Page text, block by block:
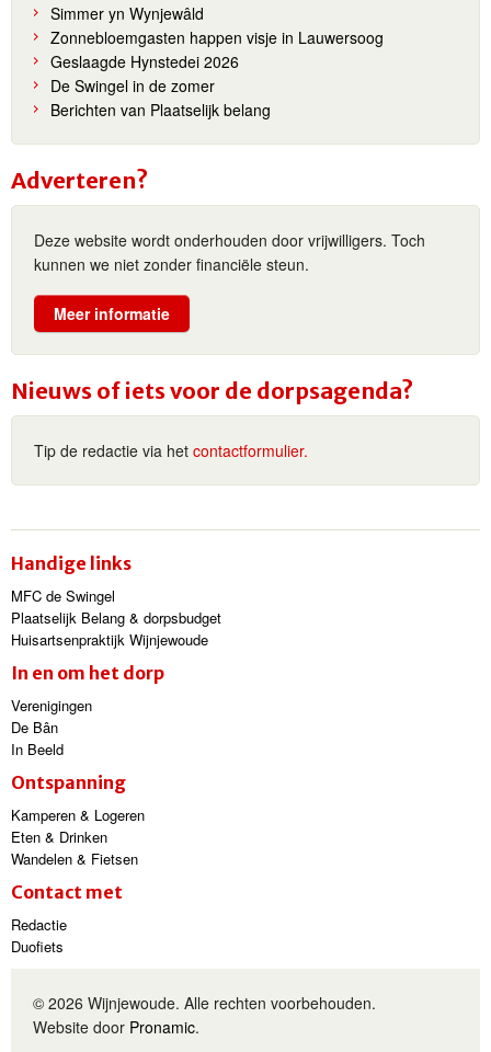
Simmer yn Wynjewâld
Zonnebloemgasten happen visje in Lauwersoog
Geslaagde Hynstedei 2026
De Swingel in de zomer
Berichten van Plaatselijk belang
Adverteren?
Deze website wordt onderhouden door vrijwilligers. Toch
kunnen we niet zonder financiële steun.
Meer informatie
Nieuws of iets voor de dorpsagenda?
Tip de redactie via het contactformulier.
Handige links
MFC de Swingel
Plaatselijk Belang & dorpsbudget
Huisartsenpraktijk Wijnjewoude
In en om het dorp
Verenigingen
De Bân
In Beeld
Ontspanning
Kamperen & Logeren
Eten & Drinken
Wandelen & Fietsen
Contact met
Redactie
Duofiets
© 2026 Wijnjewoude. Alle rechten voorbehouden.
Website door Pronamic.